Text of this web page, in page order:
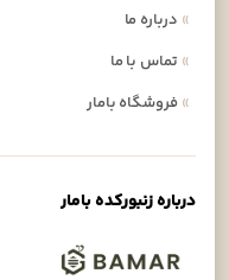
»درباره ما
»تماس با ما
»فروشگاه بامار
درباره زنبورکده بامار